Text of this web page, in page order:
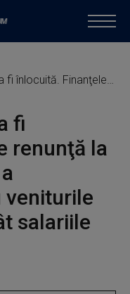
anuală a estimatului pentru veniturile din alte surse decât salariile
fi
renunţă la
veniturile
salariile